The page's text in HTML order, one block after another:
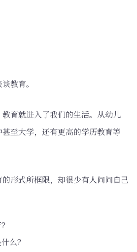
教育。
育就进入了我们的生活。从幼儿
至大学，还有更高的学历教育等
形式所框限，却很少有人问问自己
么？